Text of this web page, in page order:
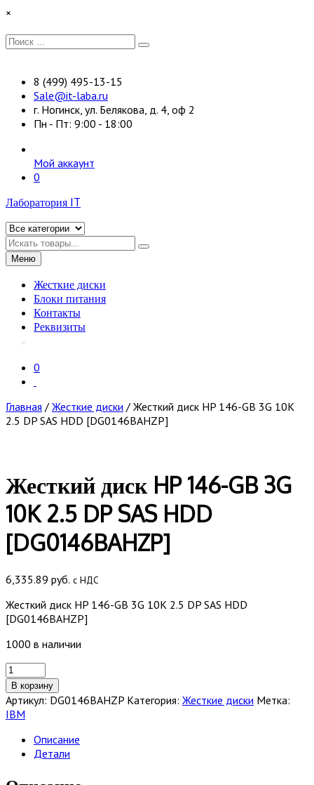
Перейти
содержимому
×
Искать:
Поиск
8 (499) 495-13-15
Sale@it-laba.ru
г. Ногинск, ул. Белякова, д. 4, оф 2
Пн - Пт: 9:00 - 18:00
Мой аккаунт
0
Лаборатория IT
Искать
Меню
Жесткие диски
Блоки питания
Контакты
Реквизиты
0
Главная / Жесткие диски / Жесткий диск HP 146-GB 3G 10K
2.5 DP SAS HDD [DG0146BAHZP]
Жесткий диск HP 146-GB 3G
10K 2.5 DP SAS HDD
[DG0146BAHZP]
6,335.89 руб. с НДС
Жесткий диск HP 146-GB 3G 10K 2.5 DP SAS HDD
[DG0146BAHZP]
1000 в наличии
Количество
товара
Жесткий
диск
HP
146-
10K
В корзину
Артикул: DG0146BAHZP Категория: Жесткие диски Метка:
IBM
Описание
Детали